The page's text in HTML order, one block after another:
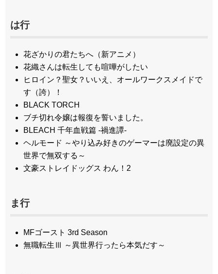
は行
花ざかりの君たちへ（新アニメ）
花織さんは転生しても喧嘩がしたい
ヒロイン？聖女？いいえ、オールワークスメイドで
す（誇）！
BLACK TORCH
ブチ切れ令嬢は報復を誓いました。
BLEACH 千年血戦篇 -禍進譚-
ヘルモード ～やり込み好きのゲーマーは廃設定の異
世界で無双する～
文豪ストレイドッグス わん！2
ま行
MFゴースト 3rd Season
無職転生Ⅲ ～異世界行ったら本気だす～